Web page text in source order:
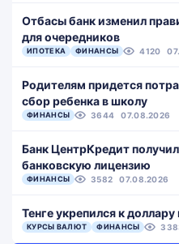
Отбасы банк изменил
для очередников
ИПОТЕКА ФИНАНСЫ 4120
Родителям придется
сбор ребенка в школу
ФИНАНСЫ 3644 07.08.2026
Банк ЦентрКредит
банковскую лицензию
ФИНАНСЫ 3582 07.08.2026
Тенге укрепился к доллару
КУРСЫ ВАЛЮТ ФИНАНСЫ